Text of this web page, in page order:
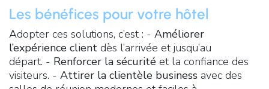
Les bénéfices pour votre hôtel
Adopter ces solutions, c’est : - Améliorer
l’expérience client dès l’arrivée et jusqu’au
départ. - Renforcer la sécurité et la confiance des
visiteurs. - Attirer la clientèle business avec des